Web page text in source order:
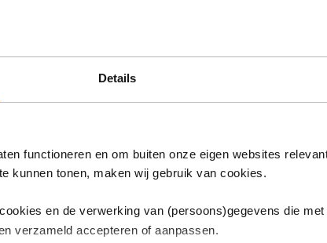
Details
functioneren en om buiten onze eigen websites
kunnen tonen, maken wij gebruik van cookies.
en de verwerking van (persoons)gegevens die
verzameld accepteren of aanpassen.
je in de
LEGO-nr.
Anderen bekeken ook
LEGO Technic 1966